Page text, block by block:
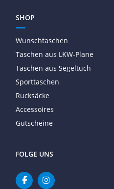
SHOP
Wunschtaschen
Taschen aus LKW-Plane
Taschen aus Segeltuch
Sporttaschen
Rucksäcke
Accessoires
Gutscheine
FOLGE UNS